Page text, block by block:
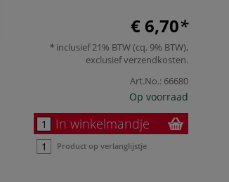
€ 6,70
inclusief 21% BTW (cq. 9% BTW),
exclusiefverzendkosten.
Art.No.: 66680
Op voorraad
In winkelmandje
Product op verlanglijstje